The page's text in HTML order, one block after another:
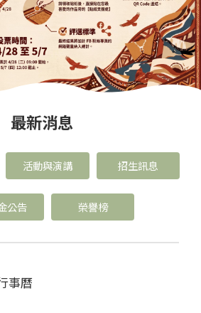
最新消息
活動與演講 招生訊息
公告 榮譽榜
事曆